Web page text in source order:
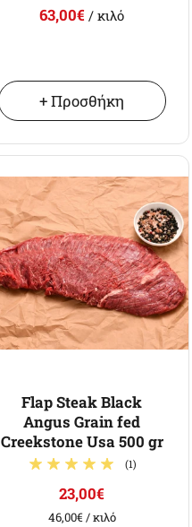
63,00€/ κιλό
+ Προσθήκη
Flap Steak Black
Angus Grain fed
Creekstone Usa 500 gr
(1)
23,00€
46,00€/ κιλό